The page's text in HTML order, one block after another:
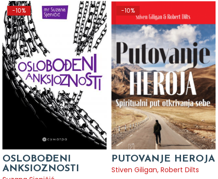
-10%
OSLOBOĐENI
ANKSIOZNOSTI
-10%
PUTOVANJE HEROJA
Stiven Giligan, Robert Dilts